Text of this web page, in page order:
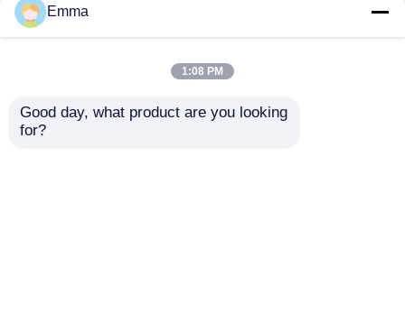
퓨즈 제거
40.5KV 진공 회로 차단
기
Emma
1:08 PM
Good day, what product are you looking
for?